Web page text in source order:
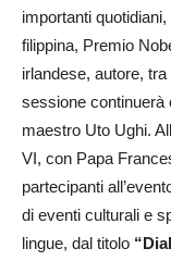
importanti
filippina, Premio
irlandese, autore,
sessione continuerà
maestro Uto Ughi.
VI, con Papa
partecipanti
di eventi culturali e
lingue, dal titolo